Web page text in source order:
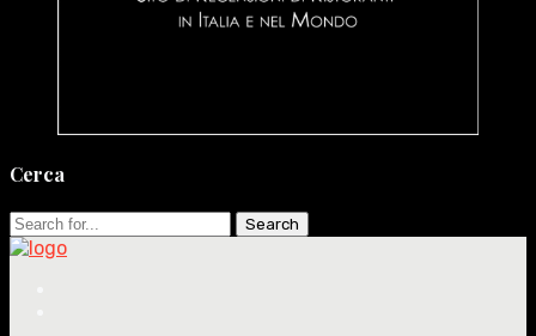
Cerca
Search
for: